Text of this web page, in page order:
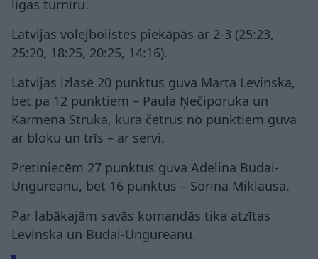
līgas turnīru.
Latvijas volejbolistes piekāpās ar 2-3 (25:23,
25:20, 18:25, 20:25, 14:16).
Latvijas izlasē 20 punktus guva Marta Levinska,
bet pa 12 punktiem – Paula Ņečiporuka un
Karmena Struka, kura četrus no punktiem guva
ar bloku un trīs – ar servi.
Pretiniecēm 27 punktus guva Adelina Budai-
Ungureanu, bet 16 punktus – Sorina Miklausa.
Par labākajām savās komandās tika atzītas
Levinska un Budai-Ungureanu.